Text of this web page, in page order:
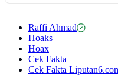
Raffi Ahmad
Hoaks
Hoax
Cek Fakta
Cek Fakta